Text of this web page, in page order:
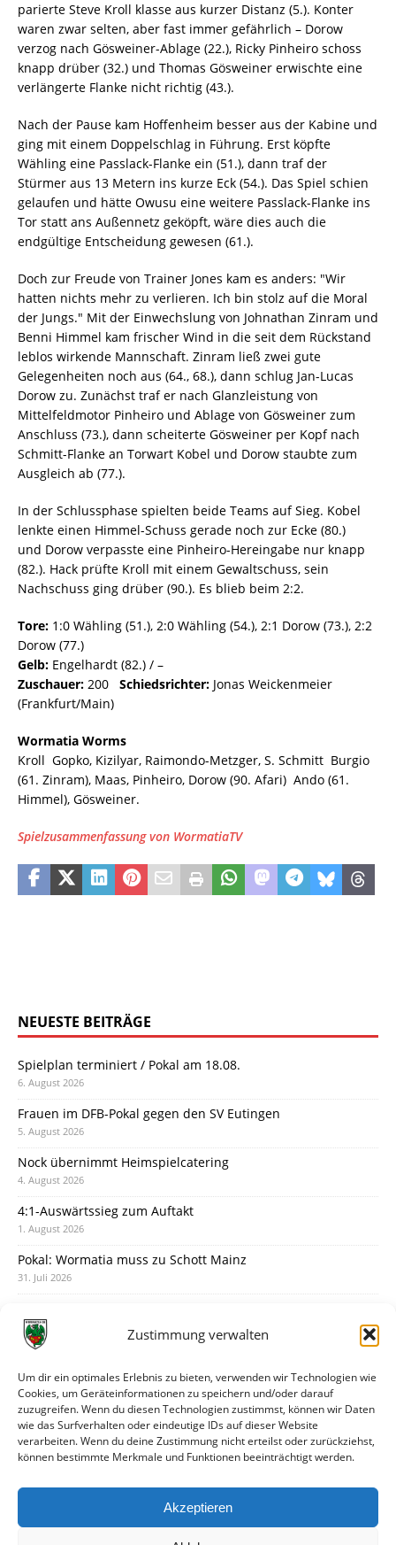
Zustimmung verwalten
Um dir ein optimales Erlebnis zu bieten, verwenden wir Technologien wie
Cookies, um Geräteinformationen zu speichern und/oder darauf
zuzugreifen. Wenn du diesen Technologien zustimmst, können wir Daten
wie das Surfverhalten oder eindeutige IDs auf dieser Website
verarbeiten. Wenn du deine Zustimmung nicht erteilst oder zurückziehst,
können bestimmte Merkmale und Funktionen beeinträchtigt werden.
Akzeptieren
parierte Steve Kroll klasse aus kurzer Distanz (5.). Konter
waren zwar selten, aber fast immer gefährlich – Dorow
verzog nach Gösweiner-Ablage (22.), Ricky Pinheiro schoss
knapp drüber (32.) und Thomas Gösweiner erwischte eine
verlängerte Flanke nicht richtig (43.).
Nach der Pause kam Hoffenheim besser aus der Kabine und
ging mit einem Doppelschlag in Führung. Erst köpfte
Wähling eine Passlack-Flanke ein (51.), dann traf der
Stürmer aus 13 Metern ins kurze Eck (54.). Das Spiel schien
gelaufen und hätte Owusu eine weitere Passlack-Flanke ins
Tor statt ans Außennetz geköpft, wäre dies auch die
endgültige Entscheidung gewesen (61.).
Doch zur Freude von Trainer Jones kam es anders: "Wir
hatten nichts mehr zu verlieren. Ich bin stolz auf die Moral
der Jungs." Mit der Einwechslung von Johnathan Zinram und
Benni Himmel kam frischer Wind in die seit dem Rückstand
leblos wirkende Mannschaft. Zinram ließ zwei gute
Gelegenheiten noch aus (64., 68.), dann schlug Jan-Lucas
Dorow zu. Zunächst traf er nach Glanzleistung von
Mittelfeldmotor Pinheiro und Ablage von Gösweiner zum
Anschluss (73.), dann scheiterte Gösweiner per Kopf nach
Schmitt-Flanke an Torwart Kobel und Dorow staubte zum
Ausgleich ab (77.).
In der Schlussphase spielten beide Teams auf Sieg. Kobel
lenkte einen Himmel-Schuss gerade noch zur Ecke (80.)
und Dorow verpasste eine Pinheiro-Hereingabe nur knapp
(82.). Hack prüfte Kroll mit einem Gewaltschuss, sein
Nachschuss ging drüber (90.). Es blieb beim 2:2.
Tore: 1:0 Wähling (51.), 2:0 Wähling (54.), 2:1 Dorow (73.), 2:2
Dorow (77.)
Gelb: Engelhardt (82.) / –
Zuschauer: 200 Schiedsrichter: Jonas Weickenmeier
(Frankfurt/Main)
Wormatia Worms
Kroll  Gopko, Kizilyar, Raimondo-Metzger, S. Schmitt  Burgio
(61. Zinram), Maas, Pinheiro, Dorow (90. Afari)  Ando (61.
Himmel), Gösweiner.
Spielzusammenfassung von WormatiaTV
NEUESTE BEITRÄGE
Spielplan terminiert / Pokal am 18.08.
6. August 2026
Frauen im DFB-Pokal gegen den SV Eutingen
5. August 2026
Nock übernimmt Heimspielcatering
4. August 2026
4:1-Auswärtssieg zum Auftakt
1. August 2026
Pokal: Wormatia muss zu Schott Mainz
31. Juli 2026
30. Juli 2026
28. Juli 2026
Neuer Rückensponsor
28. Juli 2026
Neue Podcast-Folge: So tickt Björn!
Eindrücke vom Stadionfest
27. Juli 2026